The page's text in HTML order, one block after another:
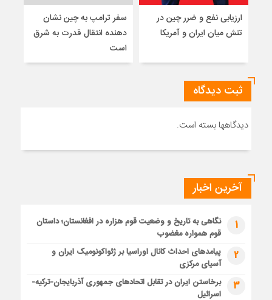
ارزیابی نفع و ضرر چین در
تنش میان ایران و آمریکا
سفر ترامپ به چین نشان
دهنده انتقال قدرت به شرق
است
ثبت دیدگاه
دیدگاهها بسته است.
آخرین اخبار
1
نگاهی به تاریخ و وضعیت قوم هزاره در افغانستان؛ داستان
قوم همواره مغضوب
2
پیامدهای احداث کانال اوراسیا بر ژئواکونومیک ایران و
آسیای مرکزی
3
برخاستن ایران در تقابل اتحادهای جمهوری آذربایجان-ترکیه-
اسرائیل